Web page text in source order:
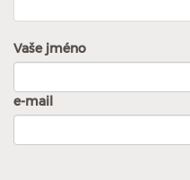
Vaše jméno
e-mail